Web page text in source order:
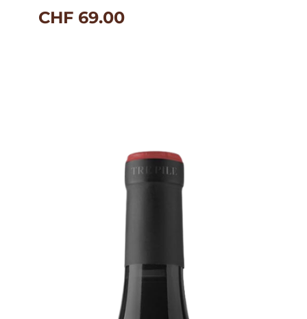
CHF 69.00